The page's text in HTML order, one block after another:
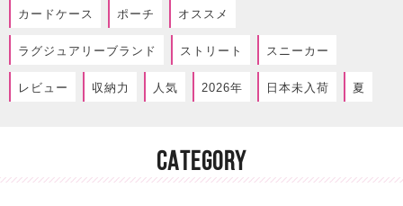
カードケース ポーチ オススメ
ラグジュアリーブランド ストリート スニーカー
レビュー 収納力 人気 2026年 日本未入荷 夏
CATEGORY